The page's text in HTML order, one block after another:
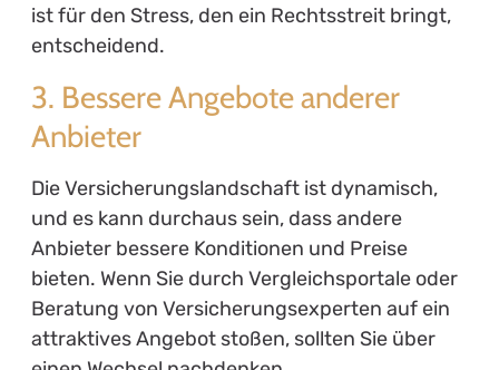
ist für den Stress, den ein Rechtsstreit bringt,
entscheidend.
3. Bessere Angebote anderer
Anbieter
Die Versicherungslandschaft ist dynamisch,
und es kann durchaus sein, dass andere
Anbieter bessere Konditionen und Preise
bieten. Wenn Sie durch Vergleichsportale oder
Beratung von Versicherungsexperten auf ein
attraktives Angebot stoßen, sollten Sie über